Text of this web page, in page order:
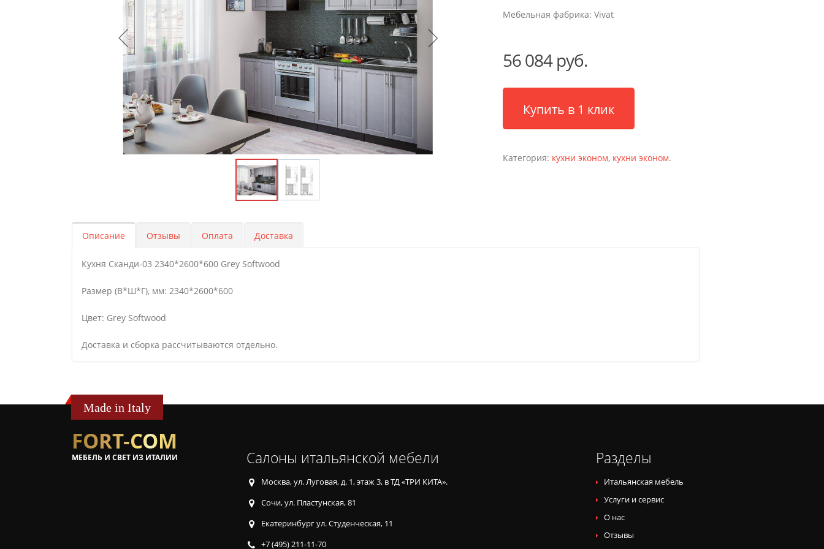
Мебельная фабрика: Vivat
56 084 руб.
Купить в 1 клик
Категория: кухни эконом, кухни эконом.
Описание Отзывы Оплата Доставка
Кухня Сканди-03 2340*2600*600 Grey Softwood
Размер (В*Ш*Г), мм: 2340*2600*600
Цвет: Grey Softwood
Доставка и сборка рассчитываются отдельно.
Made in Italy
FORT-COM
МЕБЕЛЬ И СВЕТ ИЗ ИТАЛИИ Салоны итальянской мебели
Москва, ул. Луговая, д. 1, этаж 3, в ТД «ТРИ КИТА».
Сочи, ул. Пластунская, 81
Екатеринбург ул. Студенческая, 11
+7 (495) 211-11-70
Разделы
Итальянская мебель
Услуги и сервис
О нас
Отзывы